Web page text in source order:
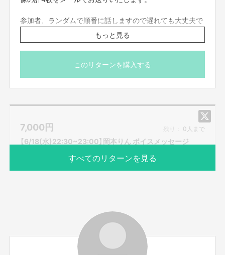
参加者、ランダムで順番に話しますので遅れても大丈夫で
す。
zoomの入室は終了時間の5分前までとさせていただきま
す。それ以降に入室された方は案内できない場合もござい
ますので予めご了承くださいませ。
もっと見る
このリターンを購入する
7,000円 残り： 0人まで
【6/18(水)22:30~23:00】岡本りん ボイスメッセージ
サポーター数 お届け予定日
2025年6月
すべてのリターンを見る